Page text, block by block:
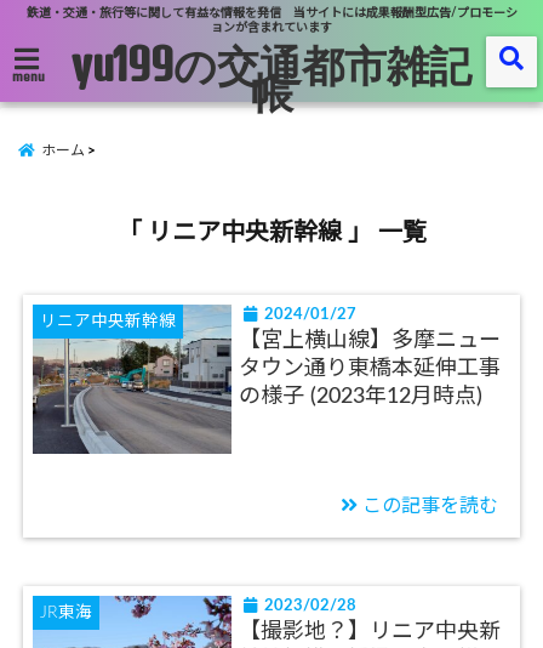
鉄道・交通・旅行等に関して有益な情報を発信 当サイトには成果報酬型広告/プロモーシ
ョンが含まれています
menu yu199の交通都市雑記
帳
ホーム
「 リニア中央新幹線 」 一覧
リニア中央新幹線 2024/01/27
【宮上横山線】多摩ニュー
タウン通り東橋本延伸工事
の様子 (2023年12月時点)
この記事を読む
JR東海 2023/02/28
【撮影地？】リニア中央新